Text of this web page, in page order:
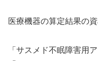
医療機器の算定結果の
「サスメド不眠障害用